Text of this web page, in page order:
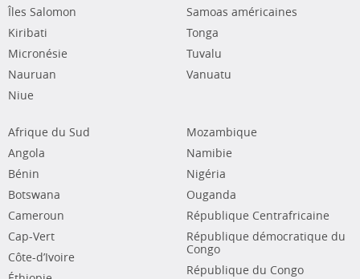
Îles Salomon
Kiribati
Micronésie
Nauruan
Niue
Samoas américaines
Tonga
Tuvalu
Vanuatu
Afrique du Sud
Angola
Bénin
Botswana
Cameroun
Cap-Vert
Côte-d’Ivoire
Mozambique
Namibie
Nigéria
Ouganda
République Centrafricaine
République démocratique du
Congo
République du Congo